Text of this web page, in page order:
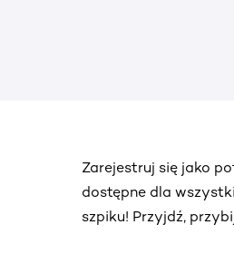
Zarejestruj się jako
dostępne dla
szpiku! Przyjdź,